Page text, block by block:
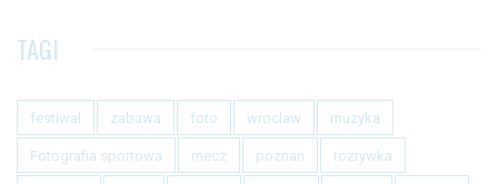
TAGI
festiwal zabawa foto wroclaw muzyka
Fotografia sportowa mecz poznan rozrywka